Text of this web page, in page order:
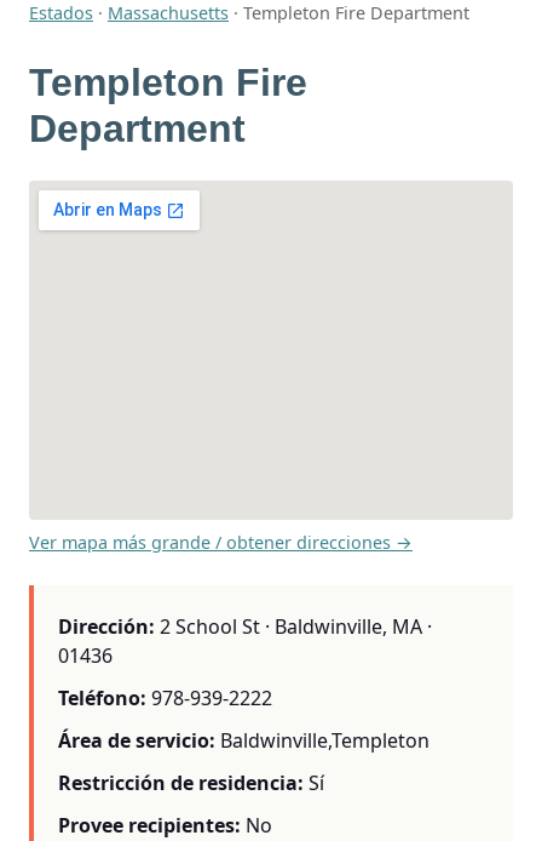
Estados · Massachusetts · Templeton Fire Department
Templeton Fire
Department
Ver mapa más grande / obtener direcciones →
Dirección: 2 School St · Baldwinville, MA ·
01436
Teléfono: 978-939-2222
Área de servicio: Baldwinville,Templeton
Restricción de residencia: Sí
Provee recipientes: No